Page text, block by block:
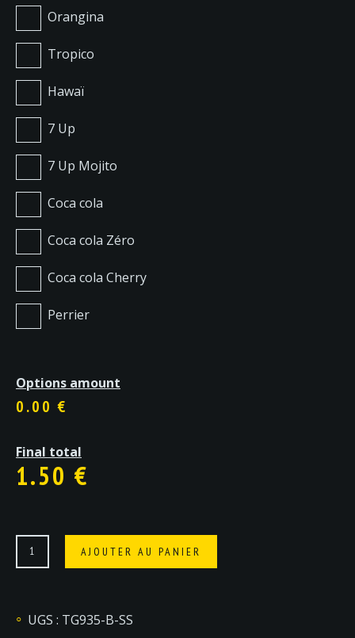
Orangina
Tropico
Hawaï
7 Up
7 Up Mojito
Coca cola
Coca cola Zéro
Coca cola Cherry
Perrier
Options amount
0.00 €
Final total
1.50 €
quantité
de
33cl
AJOUTER AU PANIER
UGS : TG935-B-SS